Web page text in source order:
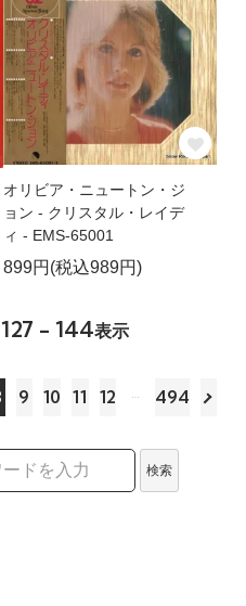
オリビア・ニュートン・ジ
ョン - クリスタル・レイデ
ィ - EMS-65001
899円(税込989円)
127 - 144表示
9 10 11 12 494
検索